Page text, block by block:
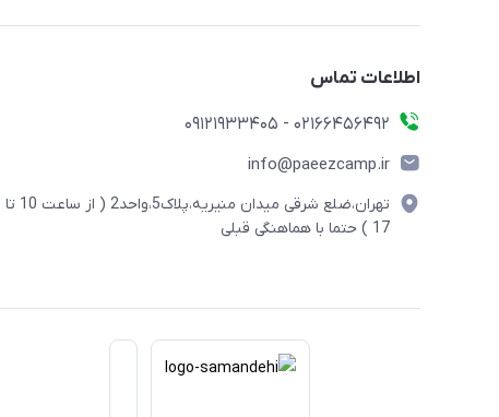
اطلاعات تماس
02166456492 - 09121933405
info@paeezcamp.ir
تهران،ضلع شرقی میدان منیریه،پلاک5،واحد2 ( از ساعت 10 تا
17 ) حتما با هماهنگی قبلی